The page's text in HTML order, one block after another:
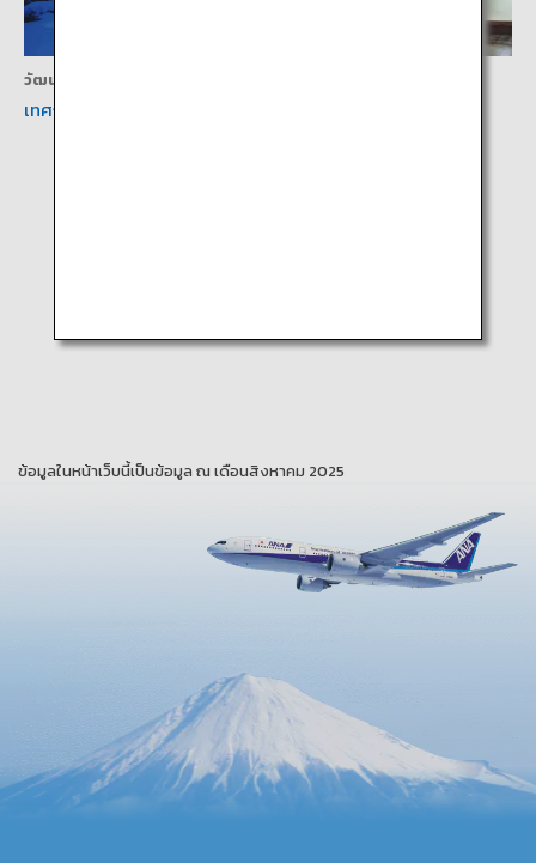
วัฒนธรรม
เทศกาลคามาคุระ โยโคเตะ
ข้อมูลในหน้าเว็บนี้เป็นข้อมูล ณ เดือนสิงหาคม 2025